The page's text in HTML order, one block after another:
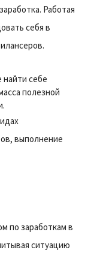
Работая
себя в
себе
полезной
выполнение
по заработкам в
ситуацию